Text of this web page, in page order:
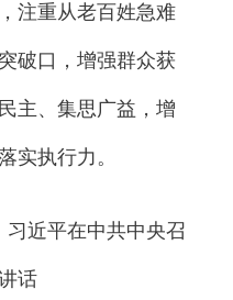
注重从老百姓急难
破口，增强群众获
主、集思广益，增
实执行力。
近平在中共中央召
话